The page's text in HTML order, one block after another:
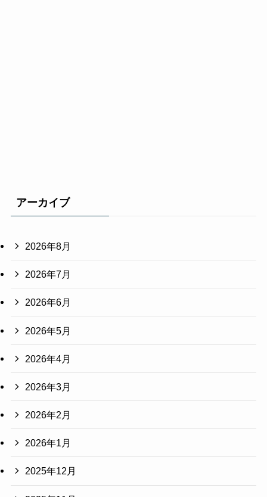
アーカイブ
2026年8月
2026年7月
2026年6月
2026年5月
2026年4月
2026年3月
2026年2月
2026年1月
2025年12月